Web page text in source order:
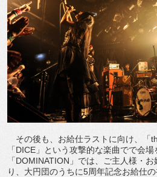
その後も、お給仕ラストに向け、「
「DICE」という攻撃的な楽曲でで会
「DOMINATION」では、ご主人様・
り、大円団のうちに5周年記念お給仕の